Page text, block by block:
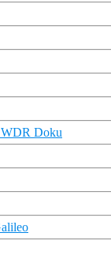
WDR Doku